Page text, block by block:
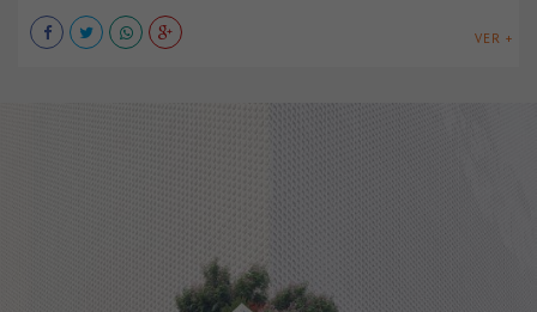
VER +